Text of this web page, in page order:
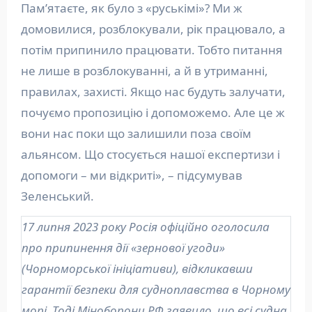
Пам’ятаєте, як було з «руськімі»? Ми ж
домовилися, розблокували, рік працювало, а
потім припинило працювати. Тобто питання
не лише в розблокуванні, а й в утриманні,
правилах, захисті. Якщо нас будуть залучати,
почуємо пропозицію і допоможемо. Але це ж
вони нас поки що залишили поза своїм
альянсом. Що стосується нашої експертизи і
допомоги – ми відкриті», – підсумував
Зеленський.
17 липня 2023 року Росія офіційно оголосила
про припинення дії «зернової угоди»
(Чорноморської ініціативи), відкликавши
гарантії безпеки для судноплавства в Чорному